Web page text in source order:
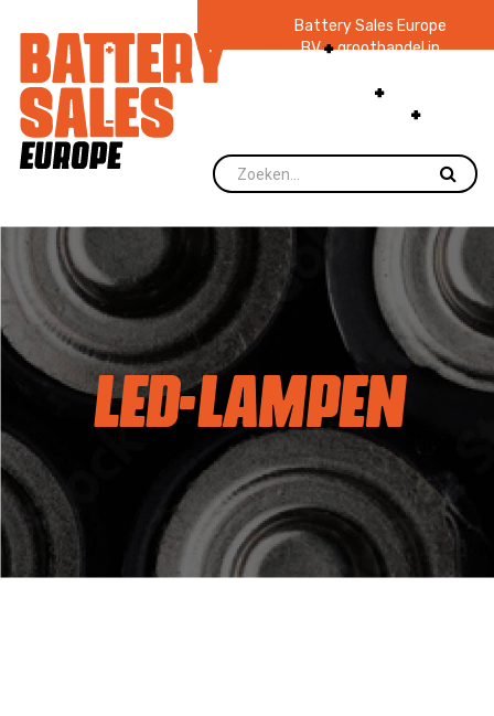
Battery Sales Europe
BV groothandel in
zaklampen Ruim 48
jaar ervaring
voorraad.
LED-LAMPEN